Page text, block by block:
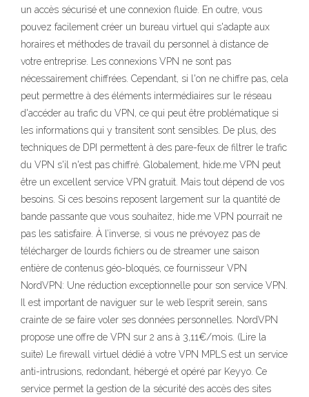
un accès sécurisé et une connexion fluide. En outre, vous
pouvez facilement créer un bureau virtuel qui s'adapte aux
horaires et méthodes de travail du personnel à distance de
votre entreprise. Les connexions VPN ne sont pas
nécessairement chiffrées. Cependant, si l'on ne chiffre pas, cela
peut permettre à des éléments intermédiaires sur le réseau
d'accéder au trafic du VPN, ce qui peut être problématique si
les informations qui y transitent sont sensibles. De plus, des
techniques de DPI permettent à des pare-feux de filtrer le trafic
du VPN s'il n'est pas chiffré. Globalement, hide.me VPN peut
être un excellent service VPN gratuit. Mais tout dépend de vos
besoins. Si ces besoins reposent largement sur la quantité de
bande passante que vous souhaitez, hide.me VPN pourrait ne
pas les satisfaire. À l’inverse, si vous ne prévoyez pas de
télécharger de lourds fichiers ou de streamer une saison
entière de contenus géo-bloqués, ce fournisseur VPN
NordVPN: Une réduction exceptionnelle pour son service VPN.
Il est important de naviguer sur le web l’esprit serein, sans
crainte de se faire voler ses données personnelles. NordVPN
propose une offre de VPN sur 2 ans à 3,11€/mois. (Lire la
suite) Le firewall virtuel dédié à votre VPN MPLS est un service
anti-intrusions, redondant, hébergé et opéré par Keyyo. Ce
service permet la gestion de la sécurité des accès des sites